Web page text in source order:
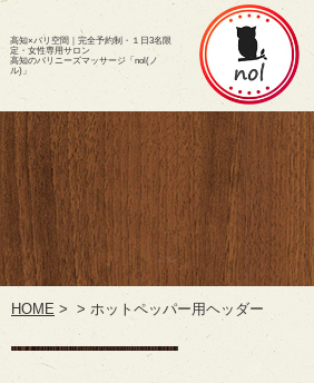
高知×バリ空間｜完全予約制・１日3名限
定・女性専用サロン
高知のバリニーズマッサージ「nol(ノ
ル)」
HOME > > ホットペッパー用ヘッダー